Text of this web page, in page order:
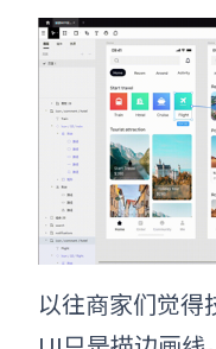
以往商家们觉得